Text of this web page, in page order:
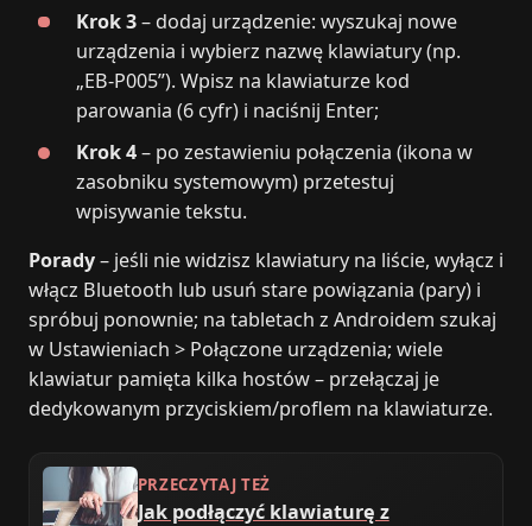
Krok 3– dodaj urządzenie: wyszukaj nowe
urządzenia i wybierz nazwę klawiatury (np.
„EB‑P005”). Wpisz na klawiaturze kod
parowania (6 cyfr) i naciśnij Enter;
Krok 4– po zestawieniu połączenia (ikona w
zasobniku systemowym) przetestuj
wpisywanie tekstu.
Porady– jeśli nie widzisz klawiatury na liście, wyłącz i
włącz Bluetooth lub usuń stare powiązania (pary) i
spróbuj ponownie; na tabletach z Androidem szukaj
w Ustawieniach > Połączone urządzenia; wiele
klawiatur pamięta kilka hostów – przełączaj je
dedykowanym przyciskiem/proflem na klawiaturze.
PRZECZYTAJ TEŻ
Jak podłączyć klawiaturę z